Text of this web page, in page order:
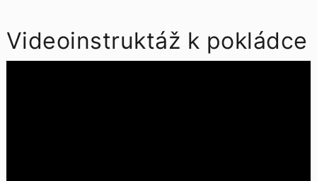
Videoinstruktáž k pokládce